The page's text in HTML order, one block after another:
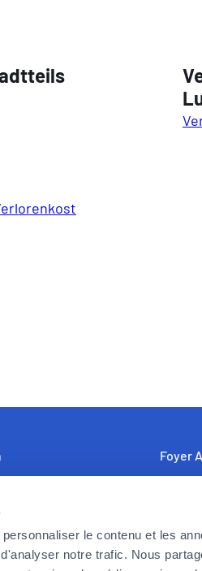
le contenu et les
notre trafic. Nous
begeisterungsfähigen
Mitarbeiterinnen, die die
von heute und morgen
Können Sie sich in dieser
Foyer